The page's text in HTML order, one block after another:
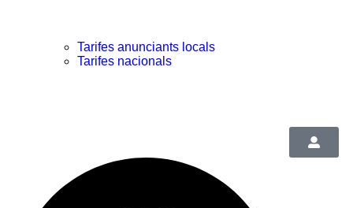
Tarifes anunciants locals
Tarifes nacionals